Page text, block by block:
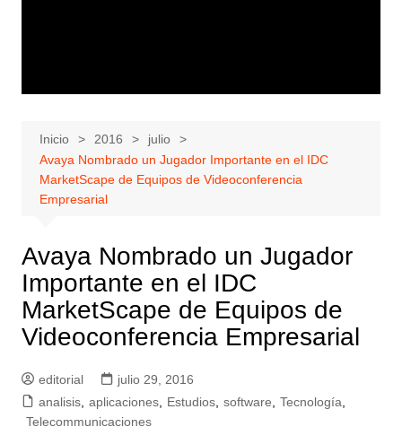
Inicio 2016
julio
Avaya Nombrado un Jugador Importante en el IDC
MarketScape de Equipos de Videoconferencia
Empresarial
Avaya Nombrado un Jugador
Importante en el IDC
MarketScape de Equipos de
Videoconferencia Empresarial
editorial
julio 29, 2016
analisis, aplicaciones, Estudios, software Tecnología
Telecommunicaciones